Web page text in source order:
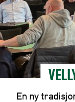
En ny